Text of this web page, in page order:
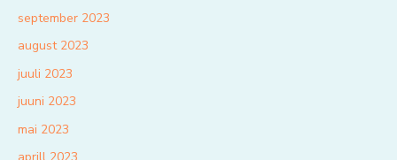
september 2023
august 2023
juuli 2023
juuni 2023
mai 2023